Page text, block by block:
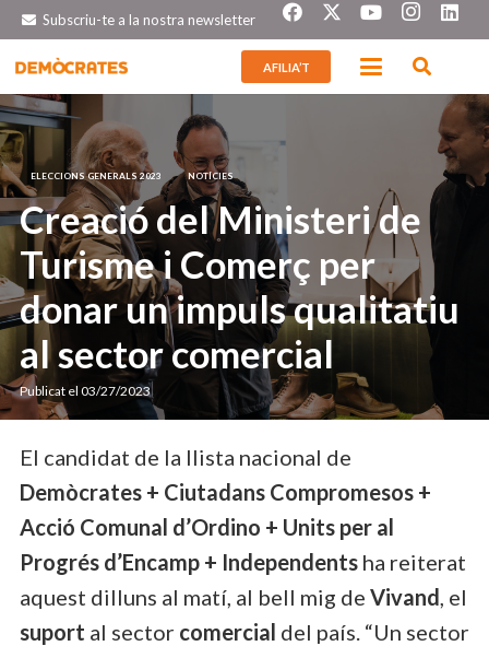
Subscriu-te a la nostra newsletter
AFILIA’T
ELECCIONS GENERALS 2023 NOTÍCIES
Creació del Ministeri de
Turisme i Comerç per
donar un impuls qualitatiu
al sector comercial
Publicat el 03/27/2023
El candidat de la llista nacional de
Demòcrates + Ciutadans Compromesos +
Acció Comunal d’Ordino + Units per al
Progrés d’Encamp + Independents ha reiterat
aquest dilluns al matí, al bell mig de Vivand, el
suport al sector comercial del país. “Un sector